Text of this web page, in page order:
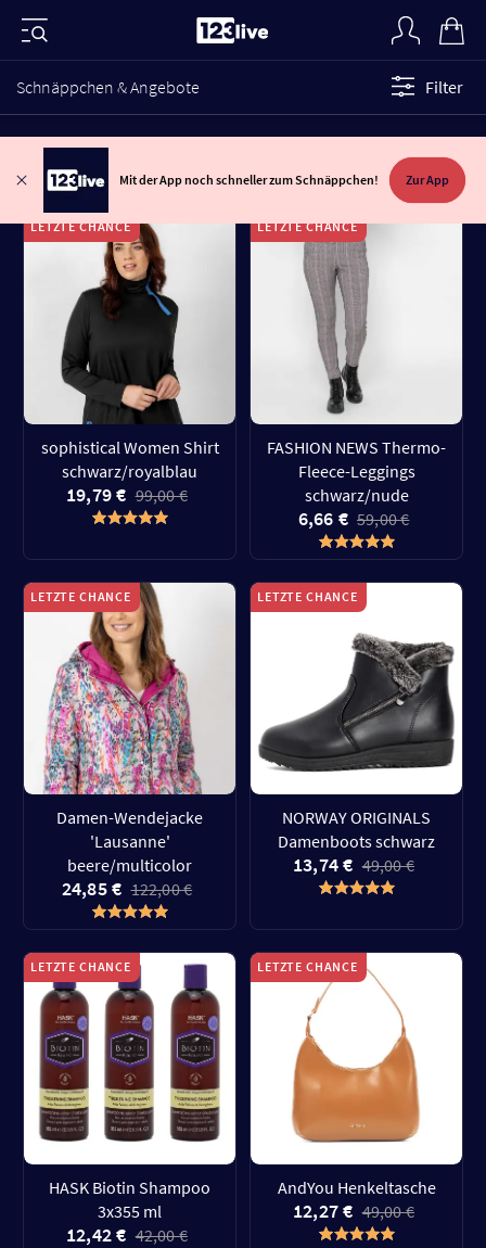
Schnäppchen & Angebote Filter
Mit der App noch schneller zum Schnäppchen! Zur App
LETZTE CHANCE
sophistical Women Shirt
schwarz/royalblau
19,79 € 99,00 €
LETZTE CHANCE
FASHION NEWS Thermo-
Fleece-Leggings
schwarz/nude
6,66 € 59,00 €
LETZTE CHANCE
Damen-Wendejacke
'Lausanne'
beere/multicolor
24,85 € 122,00 €
LETZTE CHANCE
NORWAY ORIGINALS
Damenboots schwarz
13,74 € 49,00 €
LETZTE CHANCE
HASK Biotin Shampoo
3x355 ml
12,42 € 42,00 €
LETZTE CHANCE
AndYou Henkeltasche
12,27 € 49,00 €